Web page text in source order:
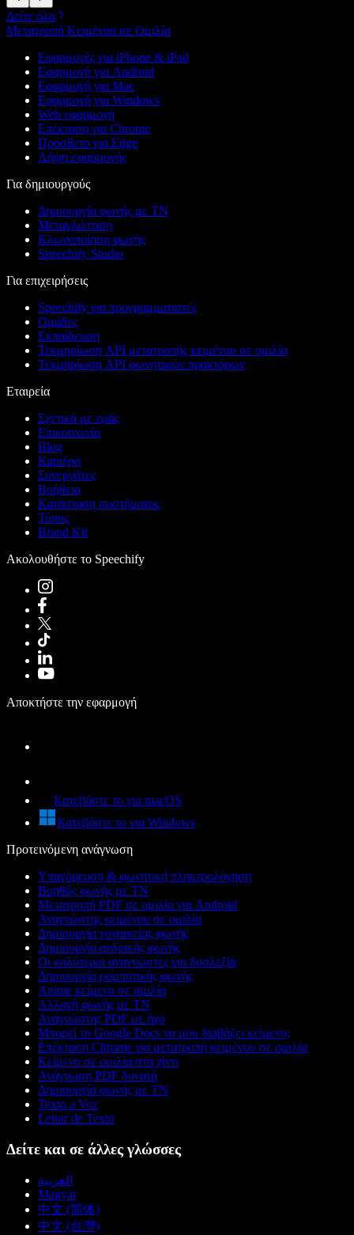
Δείτε όλα
Μετατροπή Κειμένου σε Ομιλία
Εφαρμογές για iPhone & iPad
Εφαρμογή για Android
Εφαρμογή για Mac
Εφαρμογή για Windows
Web εφαρμογή
Επέκταση για Chrome
Πρόσθετο για Edge
Λήψη εφαρμογής
Για δημιουργούς
Δημιουργία φωνής με ΤΝ
Μεταγλώττιση
Κλωνοποίηση φωνής
Speechify Studio
Για επιχειρήσεις
Speechify για προγραμματιστές
Ομάδες
Εκπαίδευση
Τεκμηρίωση API μετατροπής κειμένου σε ομιλία
Τεκμηρίωση API φωνητικών πρακτόρων
Εταιρεία
Σχετικά με εμάς
Επικοινωνία
Blog
Καριέρα
Συνεργάτες
Βοήθεια
Κατάσταση συστήματος
Τύπος
Brand Kit
Ακολουθήστε το Speechify
Αποκτήστε την εφαρμογή
Κατεβάστε το για macOS
Κατεβάστε το για Windows
Προτεινόμενη ανάγνωση
Υπαγόρευση & φωνητική πληκτρολόγηση
Βοηθός φωνής με ΤΝ
Μετατροπή PDF σε ομιλία για Android
Αναγνώστης κειμένου σε ομιλία
Δημιουργία γυναικείας φωνής
Δημιουργία ανδρικής φωνής
Οι καλύτεροι αναγνώστες για δυσλεξία
Δημιουργία ρομποτικής φωνής
Anime κείμενο σε ομιλία
Αλλαγή φωνής με ΤΝ
Αναγνώστης PDF με ήχο
Μπορεί το Google Docs να μου διαβάζει κείμενο;
Επέκταση Chrome για μετατροπή κειμένου σε ομιλία
Κείμενο σε ομιλία στα χίντι
Ανάγνωση PDF δυνατά
Δημιουργία φωνής με ΤΝ
Texto a Voz
Leitor de Texto
Δείτε και σε άλλες γλώσσες
العربية
Magyar
中文 (简体)
中文 (台灣)